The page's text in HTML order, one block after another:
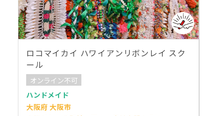
ロコマイカイ ハワイアンリボンレイ スク
ール
オンライン不可
ハンドメイド
大阪府 大阪市